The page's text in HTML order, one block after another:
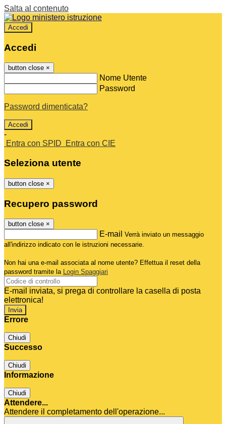
Salta al contenuto
Accedi
Accedi
button close ×
Nome Utente
Password
Password dimenticata?
-
Entra con SPID
Entra con CIE
Seleziona utente
button close ×
Recupero password
button close ×
E-mail Verrà inviato un messaggio
all'indirizzo indicato con le istruzioni necessarie.
Non hai una e-mail associata al nome utente? Effettua il reset della
password tramite la Login Spaggiari
E-mail inviata, si prega di controllare la casella di posta
elettronica!
Errore
Chiudi
Successo
Chiudi
Informazione
Chiudi
Attendere...
Attendere il completamento dell'operazione...